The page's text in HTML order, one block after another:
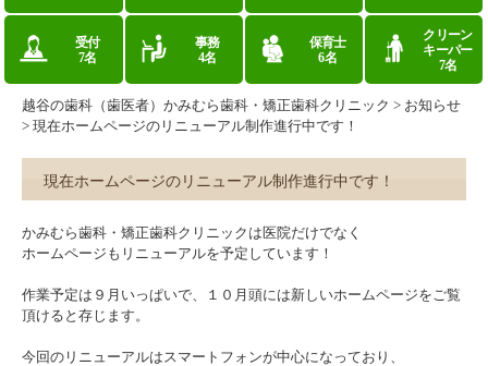
受付
7名
事務
4名
保育士
6名
クリーン
キーパー
7名
越谷の歯科（歯医者）かみむら歯科・矯正歯科クリニック > お知らせ
> 現在ホームページのリニューアル制作進行中です！
現在ホームページのリニューアル制作進行中です！
かみむら歯科・矯正歯科クリニックは医院だけでなく
ホームページもリニューアルを予定しています！
作業予定は９月いっぱいで、１０月頭には新しいホームページをご覧
頂けると存じます。
今回のリニューアルはスマートフォンが中心になっており、